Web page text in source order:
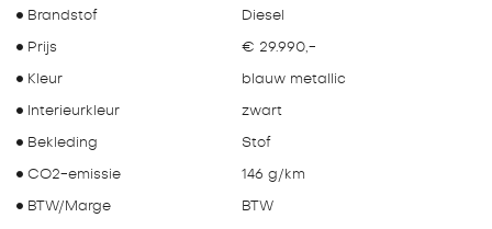
Brandstof Diesel
Prijs € 29.990,-
Kleur blauw metallic
Interieurkleur zwart
Bekleding Stof
CO2-emissie 146 g/km
BTW/Marge BTW